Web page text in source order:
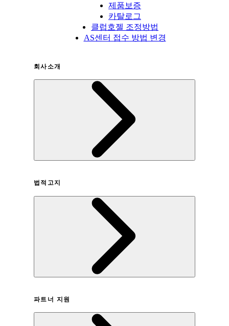
제품보증
카탈로그
클럽호젤 조정방법
AS센터 접수 방법 변경
회사소개
법적고지
개인정보취급방침
파트너 지원